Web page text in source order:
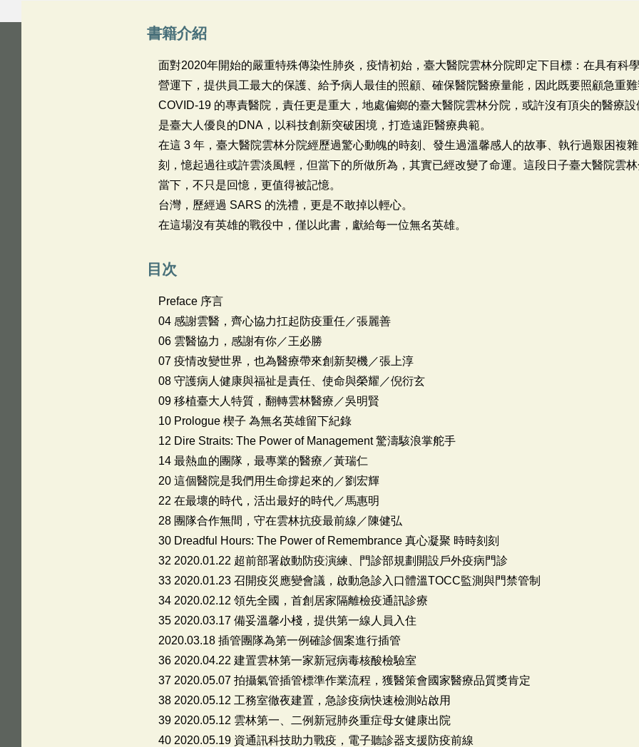
書籍介紹
面對2020年開始的嚴重特殊傳染性肺炎，疫情初始，臺大醫院雲林分院即定下目標：在具有科
營運下，提供員工最大的保護、給予病人最佳的照顧、確保醫院醫療量能，因此既要照顧急重
COVID-19 的專責醫院，責任更是重大，地處偏鄉的臺大醫院雲林分院，或許沒有頂尖的醫療
是臺大人優良的DNA，以科技創新突破困境，打造遠距醫療典範。
在這 3 年，臺大醫院雲林分院經歷過驚心動魄的時刻、發生過溫馨感人的故事、執行過艱困複
刻，憶起過往或許雲淡風輕，但當下的所做所為，其實已經改變了命運。這段日子臺大醫院雲
當下，不只是回憶，更值得被記憶。
台灣，歷經過 SARS 的洗禮，更是不敢掉以輕心。
在這場沒有英雄的戰役中，僅以此書，獻給每一位無名英雄。
目次
Preface 序言
04 感謝雲醫，齊心協力扛起防疫重任／張麗善
06 雲醫協力，感謝有你／王必勝
07 疫情改變世界，也為醫療帶來創新契機／張上淳
08 守護病人健康與福祉是責任、使命與榮耀／倪衍玄
09 移植臺大人特質，翻轉雲林醫療／吳明賢
10 Prologue 楔子 為無名英雄留下紀錄
12 Dire Straits: The Power of Management 驚濤駭浪掌舵手
14 最熱血的團隊，最專業的醫療／黃瑞仁
20 這個醫院是我們用生命撐起來的／劉宏輝
22 在最壞的時代，活出最好的時代／馬惠明
28 團隊合作無間，守在雲林抗疫最前線／陳健弘
30 Dreadful Hours: The Power of Remembrance 真心凝聚 時時刻刻
32 2020.01.22 超前部署啟動防疫演練、門診部規劃開設戶外疫病門診
33 2020.01.23 召開疫災應變會議，啟動急診入口體溫TOCC監測與門禁管制
34 2020.02.12 領先全國，首創居家隔離檢疫通訊診療
35 2020.03.17 備妥溫馨小棧，提供第一線人員入住
2020.03.18 插管團隊為第一例確診個案進行插管
36 2020.04.22 建置雲林第一家新冠病毒核酸檢驗室
37 2020.05.07 拍攝氣管插管標準作業流程，獲醫策會國家醫療品質獎肯定
38 2020.05.12 工務室徹夜建置，急診疫病快速檢測站啟用
39 2020.05.12 雲林第一、二例新冠肺炎重症母女健康出院
40 2020.05.19 資通訊科技助力戰疫，電子聽診器支援防疫前線